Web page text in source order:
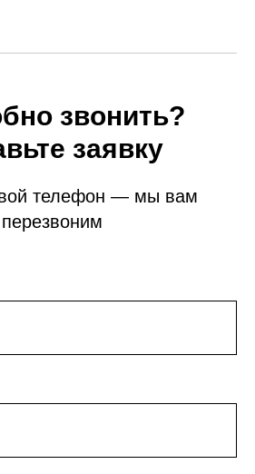
звонить?
заявку
телефон — мы вам
перезвоним